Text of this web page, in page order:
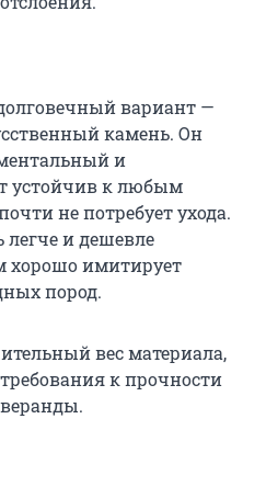
вариант —
камень. Он
и
устойчив к любым
не потребует ухода.
и дешевле
хорошо имитирует
пород.
вес материала,
к прочности